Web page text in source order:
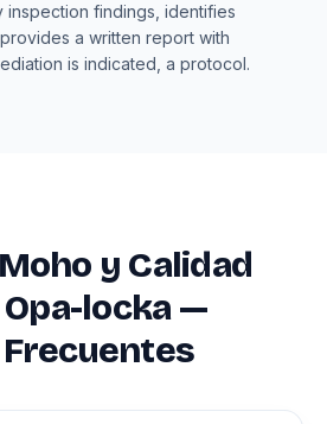
findings, identifies
a written report with
is indicated, a protocol.
y Calidad
locka —